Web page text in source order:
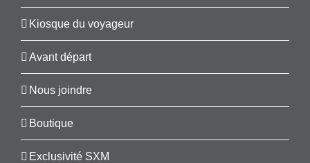
Kiosque du voyageur
Avant départ
Nous joindre
Boutique
Exclusivité SXM